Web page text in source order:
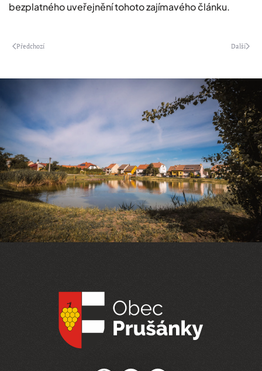
bezplatného uveřejnění tohoto zajímavého článku.
Předchozí Další